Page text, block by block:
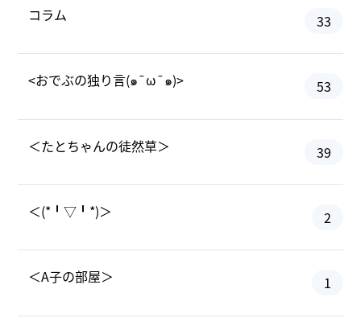
コラム 33
<おでぶの独り言(๑¯ω¯๑)> 53
＜たとちゃんの徒然草＞ 39
＜(*╹▽╹*)＞ 2
＜A子の部屋＞ 1